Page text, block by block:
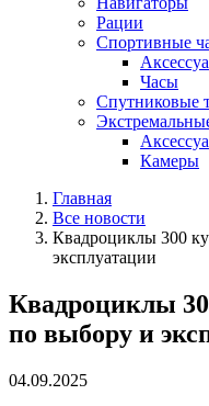
Рации
Спортивные
Часы
Спутниковые
Камеры
Главная
Все новости
Квадроциклы 300
эксплуатации
Квадроциклы
по выбору и
04.09.2025